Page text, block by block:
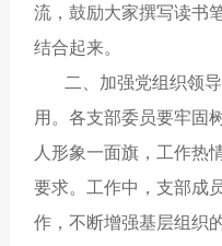
流，鼓励大家撰写读书
结合起来。
二、加强党组织领
用。各支部委员要牢固
人形象一面旗，工作热
要求。工作中，支部成
作，不断增强基层组织